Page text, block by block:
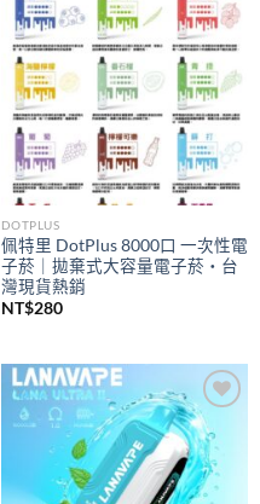
DOTPLUS
佩特里 DotPlus 8000口 一次性電
子菸｜拋棄式大容量電子菸・台
灣現貨熱銷
NT$280
Add to
wishlist